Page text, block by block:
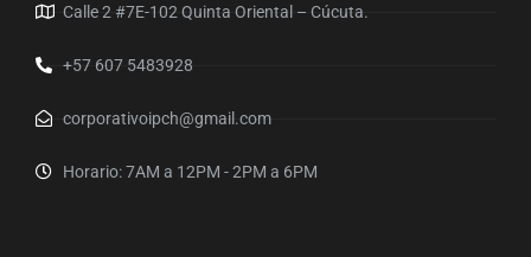
Calle 2 #7E-102 Quinta Oriental – Cúcuta.
+57 607 5483928
corporativoipch@gmail.com
Horario: 7AM a 12PM - 2PM a 6PM